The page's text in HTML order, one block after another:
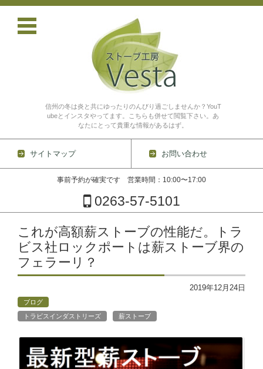
信州の冬は炎と共にゆったりのんびり過ごしませんか？YouT
ubeとインスタやってます。こちらも併せて閲覧下さい。あ
なたにとって貴重な情報があるはず。
サイトマップ お問い合わせ
事前予約が確実です 営業時間：10:00〜17:00
0263-57-5101
コンテンツに移動
これが高額薪ストーブの性能だ。トラ
ビス社ロックポートは薪ストーブ界の
フェラーリ？
2019年12月24日
ブログ
トラビスインダストリーズ
薪ストーブ